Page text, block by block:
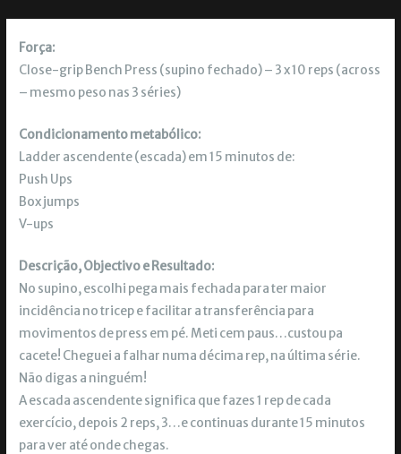
Força:
Close-grip Bench Press (supino fechado) – 3 x 10 reps (across
– mesmo peso nas 3 séries)
Condicionamento metabólico:
Ladder ascendente (escada) em 15 minutos de:
Push Ups
Box jumps
V-ups
Descrição, Objectivo e Resultado:
No supino, escolhi pega mais fechada para ter maior
incidência no tricep e facilitar a transferência para
movimentos de press em pé. Meti cem paus…custou pa
cacete! Cheguei a falhar numa décima rep, na última série.
Não digas a ninguém!
A escada ascendente significa que fazes 1 rep de cada
exercício, depois 2 reps, 3…e continuas durante 15 minutos
para ver até onde chegas.